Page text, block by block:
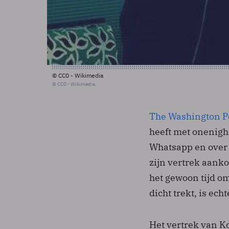
© CC0 - Wikimedia
© CC0 - Wikimedia
The Washington
heeft met
Whatsapp en
zijn vertrek
het gewoon tijd
dicht trekt, is
Het vertrek van